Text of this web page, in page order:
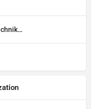
GeBE Elektronik und Feinwerktechnik GmbH